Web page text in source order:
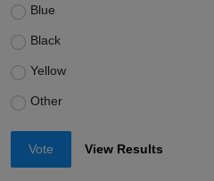
Blue
Black
Yellow
Other
Vote View Results